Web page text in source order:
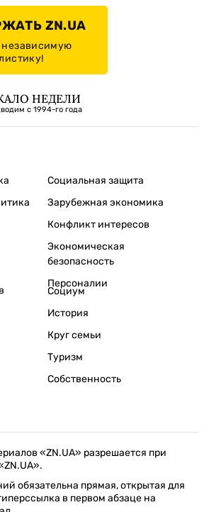
ZN.UA
независимую
НЕДЕЛИ
с 1994-го года
Социальная защита
Зарубежная экономика
Конфликт интересов
Экономическая
безопасность
Персоналии
Социум
История
Круг семьи
Туризм
Собственность
«ZN.UA» разрешается при
обязательна прямая, открытая для
в первом абзаце на